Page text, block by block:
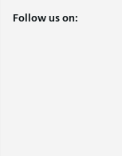
Follow us on: